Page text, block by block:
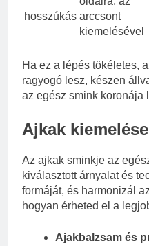
hosszúkás arccsont
kiemelésével
Ha ez a lépés tökéletes,
ragyogó lesz, készen
az egész smink koronája
Ajkak kiemelése
Az ajkak sminkje az
kiválasztott árnyalat és
formáját, és harmonizál
hogyan érheted el a
Ajakbalzsam és